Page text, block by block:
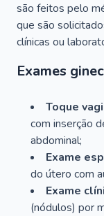
são feitos pelo
que são
clínicas ou
Exames
Toque
com inserção
abdominal;
Exame
do útero com
Exame
(nódulos) por